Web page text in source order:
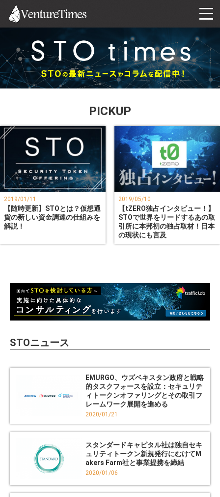
PICKUP
2019/01/11
【随時更新】STOとは？仮想通
貨の新しい資金調達の仕組みを
解説！
2019/05/10
【tZERO独占インタビュー！】
STOで世界をリードするあの取
引所に本邦初の独占取材！日本
の現状にも言及
STOニュース
EMURGO、ウズベキスタン政府と戦略
的タスクフォースを設立：セキュリテ
ィトークンオファリングとその取引フ
レームワーク展開を進める
2020/01/21
スタンダードキャピタル社は独自セキ
ュリティトークン新規発行にむけてM
akers Farm社と事業提携を締結
2020/01/06